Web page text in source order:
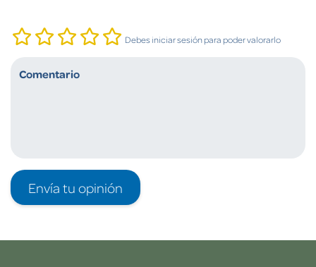
Debes iniciar sesión para poder valorarlo
Envía tu opinión